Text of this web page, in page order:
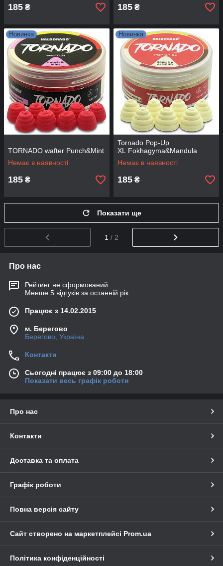
185 ₴ 185 ₴
Новинка
TORNADO wafter Punch&Mint
Немає в наявності
185 ₴
Новинка
Tornado Pop-Up
XL Fokhagyma&Mandula
Немає в наявності
185 ₴
Показати ще
1 / 2
Про нас
Рейтинг не сформований
Менше 5 відгуків за останній рік
Працює з 14.02.2015
м. Берегово
Берегово, Україна
Контакти
Сьогодні працює з 09:00 до 18:00
Показати весь графік роботи
Про нас
Контакти
Доставка та оплата
Графік роботи
Повна версія сайту
Сайт створено на маркетплейсі Prom.ua
Політика конфіденційності